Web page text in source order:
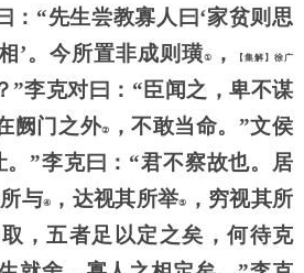
： “先生尝教寡人曰‘家贫则思
’。今所置非成则璜① ， 【集解】徐广
”李克对曰：“臣闻之，卑不谋
阙门之外② ，不敢当命。 ”文侯
。”李克曰：“君不察故也。居
与④ ，达视其所举⑤
，穷视其所
，五者足以定之矣，何待克